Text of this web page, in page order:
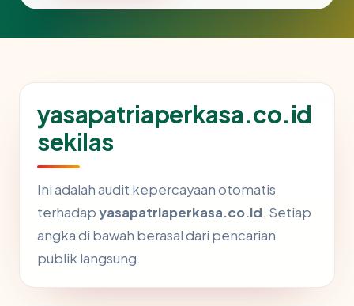
yasapatriaperkasa.co.id
sekilas
Ini adalah audit kepercayaan otomatis
terhadapyasapatriaperkasa.co.id. Setiap
angka di bawah berasal dari pencarian
publik langsung.